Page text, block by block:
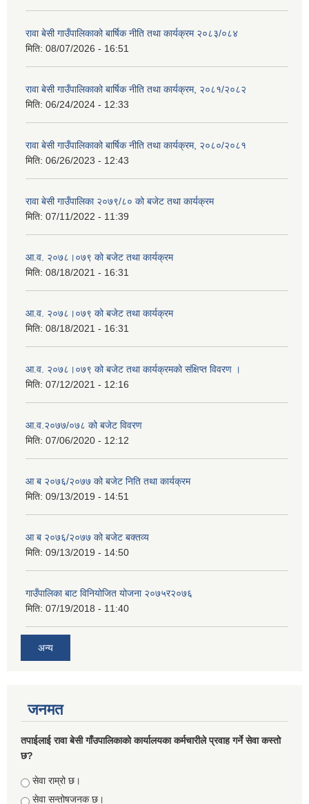
रावा बेसी गाउँपालिकाको बार्षिक नीति तथा कार्यक्रम २०८३/०८४
मिति: 08/07/2026 - 16:51
रावा बेसी गाउँपालिकाको बार्षिक नीति तथा कार्यक्रम, २०८१/२०८२
मिति: 06/24/2024 - 12:33
रावा बेसी गाउँपालिकाको बार्षिक नीति तथा कार्यक्रम, २०८०/२०८१
मिति: 06/26/2023 - 12:43
रावा बेसी गाउँपालिका २०७९/८० को बजेट तथा कार्यक्रम
मिति: 07/11/2022 - 11:39
आ.व. २०७८।०७९ को बजेट तथा कार्यक्रम
मिति: 08/18/2021 - 16:31
आ.व. २०७८।०७९ को बजेट तथा कार्यक्रम
मिति: 08/18/2021 - 16:31
आ.व. २०७८।०७९ को बजेट तथा कार्यक्रमको संक्षिप्त विवरण ।
मिति: 07/12/2021 - 12:16
आ.व.२०७७/०७८ को बजेट विवरण
मिति: 07/06/2020 - 12:12
आ ब २०७६/२०७७ को बजेट निति तथा कार्यक्रम
मिति: 09/13/2019 - 14:51
आ ब २०७६/२०७७ को बजेट बक्तव्य
मिति: 09/13/2019 - 14:50
गाउँपालिका बाट विनियोजित योजना २०७५र२०७६
मिति: 07/19/2018 - 11:40
अन्य
जनमत
तपाईलाई रावा बेसी गाँउपालिकाको कार्यालयका कर्मचारीले प्रवाह गर्ने सेवा कस्तो
छ?
Choices
सेवा राम्रो छ।
सेवा सन्तोषजनक छ।